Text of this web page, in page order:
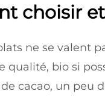
choisir
ne se valent
qualité, bio si
cacao, un peu